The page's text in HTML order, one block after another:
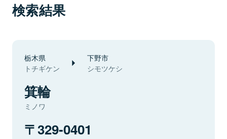
検索結果
栃木県
トチギケン
下野市
シモツケシ
箕輪
ミノワ
329-0401